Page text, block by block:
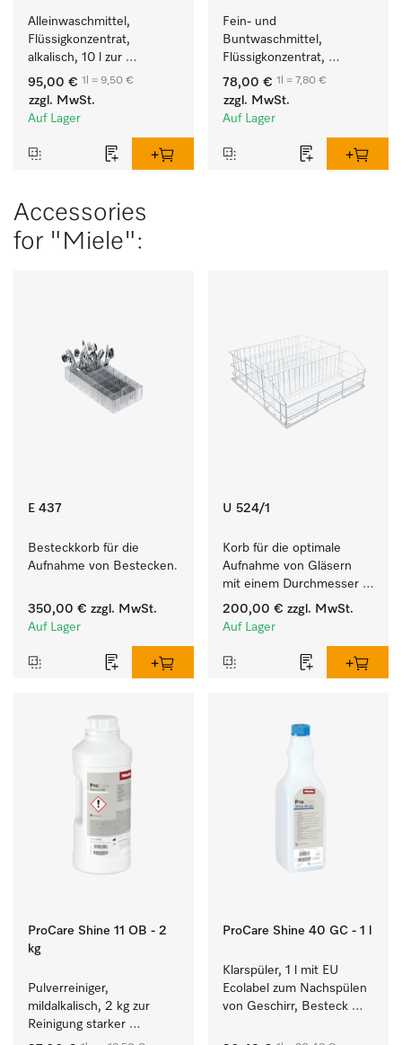
Alleinwaschmittel,
Flüssigkonzentrat,
alkalisch, 10 l zur
Reinigung weißer Textilien
und farbechter
Buntwäsche.
95,00 € 1l = 9,50 €
zzgl. MwSt.
Auf Lager
Fein- und
Buntwaschmittel,
Flüssigkonzentrat,
mildalkalisch, 10 l zur
Reinigung von
Buntwäsche und
78,00 € 1l = 7,80 €
zzgl. MwSt.
Auf Lager
Accessories
for "Miele":
E 437
Besteckkorb für die
Aufnahme von Bestecken.
350,00 € zzgl. MwSt.
Auf Lager
U 524/1
Korb für die optimale
Aufnahme von Gläsern
mit einem Durchmesser
von max. 10 cm.
200,00 € zzgl. MwSt.
Auf Lager
ProCare Shine 11 OB - 2
kg
Pulverreiniger,
mildalkalisch, 2 kg zur
Reinigung starker
Anschmutzungen von
ProCare Shine 40 GC - 1 l
Klarspüler, 1 l mit EU
Ecolabel zum Nachspülen
von Geschirr, Besteck